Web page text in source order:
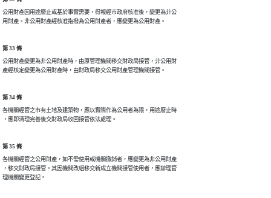
公用財產因用途廢止或基於事實需要，得報經市政府核准後，變更為非公
用財產。非公用財產經核准指撥為公用財產者，應變更為公用財產。
第 33 條
公用財產變更為非公用財產時，由原管理機關移交財政局接管，非公用財
產經核定變更為公用財產時，由財政局移交公用財產管理機關接管。
第 34 條
各機關經管之市有土地及建築物，應以實際作為公用者為限，用途廢止時
，應即清理完善後交財政局收回接管依法處理。
第 35 條
各機關經管之公用財產，如不需使用或機關撤銷者，應變更為非公用財產
，移交財政局接管。其因機關改組移交新成立機關接管使用者，應辦理管
理機關變更登記。